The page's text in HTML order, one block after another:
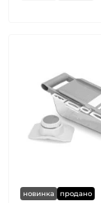
новинка продано